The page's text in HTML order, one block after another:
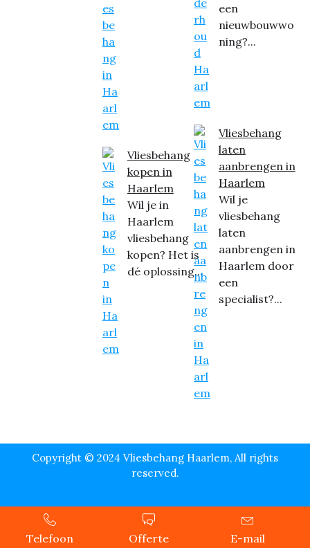
Vliesbehang
kopen in
Haarlem
Wil je in
Haarlem
vliesbehang
kopen? Het is
dé oplossing...
een
nieuwbouwwo
ning?...
Vliesbehang
laten
aanbrengen in
Haarlem
Wil je
vliesbehang
laten
aanbrengen in
Haarlem door
een
specialist?...
Copyright © 2024 Vliesbehang Haarlem, All rights
reserved.
Telefoon Offerte E-mail